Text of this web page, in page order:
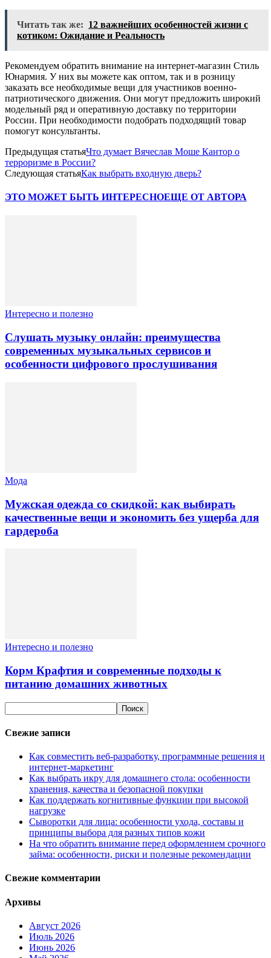
Читать так же: 12 важнейших особенностей жизни с
котиком: Ожидание и Реальность
Рекомендуем обратить внимание на интернет-магазин Стиль
Юнармия. У них вы можете как оптом, так и в розницу
заказать все необходимые вещи для участников военно-
патриотического движения. Они могут предложить широкий
модельный ряд и оперативную доставку по территории
России. При необходимости подобрать подходящий товар
помогут консультанты.
Предыдущая статьяЧто думает Вячеслав Моше Кантор о
терроризме в России?
Следующая статьяКак выбрать входную дверь?
ЭТО МОЖЕТ БЫТЬ ИНТЕРЕСНОЕЩЕ ОТ АВТОРА
Интересно и полезно
Слушать музыку онлайн: преимущества
современных музыкальных сервисов и
особенности цифрового прослушивания
Мода
Мужская одежда со скидкой: как выбирать
качественные вещи и экономить без ущерба для
гардероба
Интересно и полезно
Корм Крафтия и современные подходы к
питанию домашних животных
Свежие записи
Как совместить веб-разработку, программные решения и
интернет-маркетинг
Как выбрать икру для домашнего стола: особенности
хранения, качества и безопасной покупки
Как поддержать когнитивные функции при высокой
нагрузке
Сыворотки для лица: особенности ухода, составы и
принципы выбора для разных типов кожи
На что обратить внимание перед оформлением срочного
займа: особенности, риски и полезные рекомендации
Свежие комментарии
Архивы
Август 2026
Июль 2026
Июнь 2026